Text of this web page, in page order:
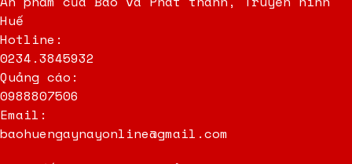
Huế
Hotline:
0234.3845932
Quảng cáo:
0988807506
Email:
baohuengaynayonline@gmail.com